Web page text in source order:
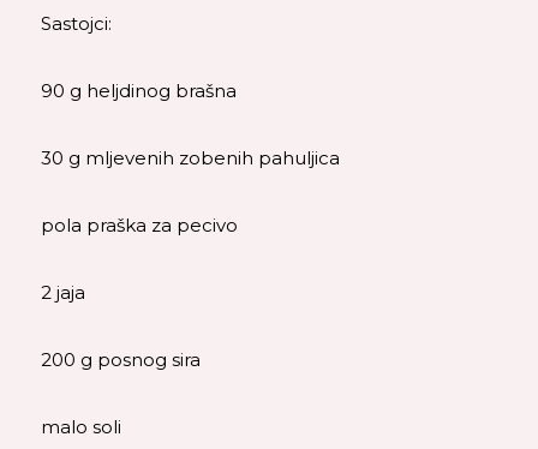
Sastojci:
90 g heljdinog brašna
30 g mljevenih zobenih pahuljica
pola praška za pecivo
2 jaja
200 g posnog sira
malo soli